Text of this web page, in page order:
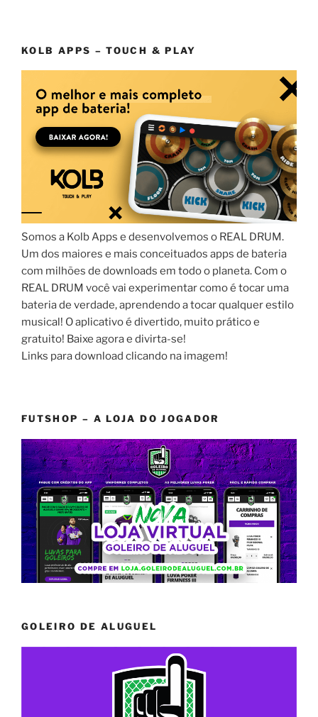
KOLB APPS – TOUCH & PLAY
Somos a Kolb Apps e desenvolvemos o REAL DRUM.
Um dos maiores e mais conceituados apps de bateria
com milhões de downloads em todo o planeta. Com o
REAL DRUM você vai experimentar como é tocar uma
bateria de verdade, aprendendo a tocar qualquer estilo
musical! O aplicativo é divertido, muito prático e
gratuito! Baixe agora e divirta-se!
Links para download clicando na imagem!
FUTSHOP – A LOJA DO JOGADOR
GOLEIRO DE ALUGUEL